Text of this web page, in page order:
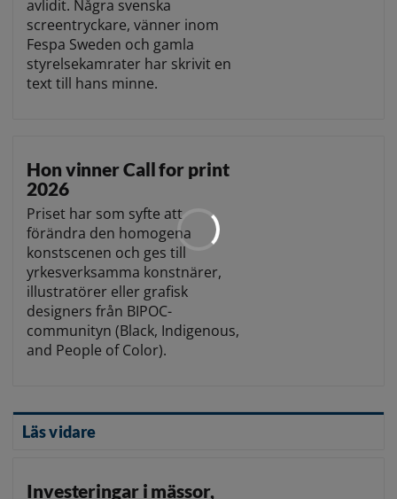
avlidit. Några svenska
screentryckare, vänner inom
Fespa Sweden och gamla
styrelsekamrater har skrivit en
text till hans minne.
Hon vinner Call for print
2026
Priset har som syfte att
förändra den homogena
konstscenen och ges till
yrkesverksamma konstnärer,
illustratörer eller grafisk
designers från BIPOC-
communityn (Black, Indigenous,
and People of Color).
Läs vidare
Investeringar i mässor,